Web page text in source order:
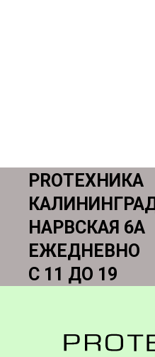
PROТЕХНИКА
НАРВСКАЯ 6А
ЕЖЕДНЕВНО
С 11 ДО 19